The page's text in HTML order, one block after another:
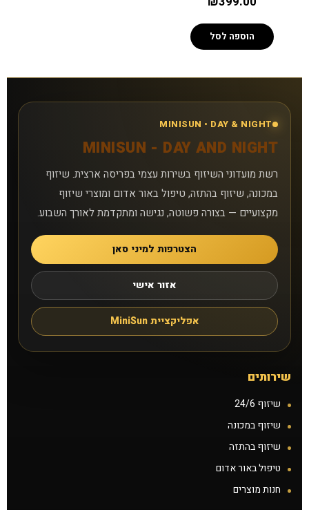
הסיפור שלנו
הוספה לסל
MINISUN • DAY & NIGHT
MINISUN - DAY AND NIGHT
רשת מועדוני השיזוף בשירות עצמי בפריסה ארצית. שיזוף
במכונה, שיזוף בהתזה, טיפול באור אדום ומוצרי שיזוף
מקצועיים — בצורה פשוטה, נגישה ומתקדמת לאורך השבוע.
הצטרפות למיני סאן
אזור אישי
אפליקציית MiniSun
שירותים
שיזוף 24/6
שיזוף במכונה
שיזוף בהתזה
טיפול באור אדום
חנות מוצרים